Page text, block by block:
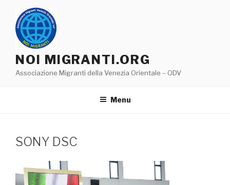
contenuto
NOI MIGRANTI.ORG
Associazione Migranti della Venezia Orientale – ODV
Menu
SONY DSC